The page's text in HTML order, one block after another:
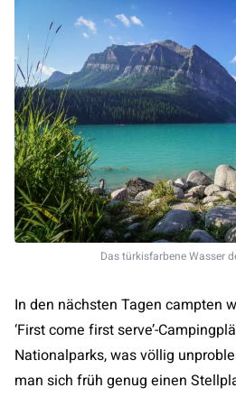
Das türkisfarbene Wasser
In den nächsten Tagen campten
‘First come first serve’-
Nationalparks, was völlig
man sich früh genug einen